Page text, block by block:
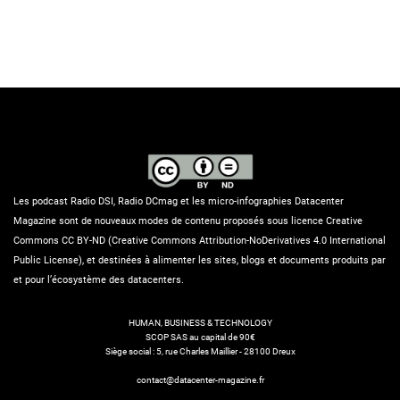
Les podcast Radio DSI, Radio DCmag et les micro-infographies Datacenter
Magazine sont de nouveaux modes de contenu proposés sous licence Creative
Commons CC BY-ND (Creative Commons Attribution-NoDerivatives 4.0 International
Public License), et destinées à alimenter les sites, blogs et documents produits par
et pour l’écosystème des datacenters.
HUMAN, BUSINESS & TECHNOLOGY
SCOP SAS au capital de 90€
Siège social : 5, rue Charles Maillier - 28100 Dreux
contact@datacenter-magazine.fr